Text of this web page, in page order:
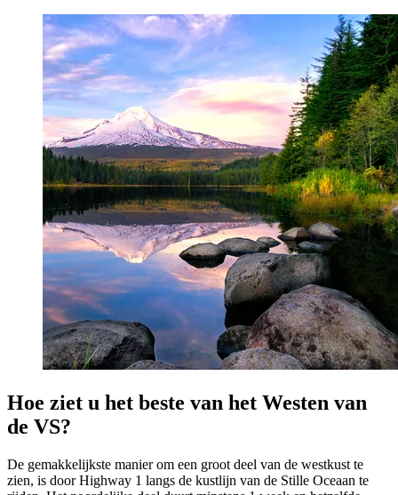
Hoe ziet u het beste van het Westen van
de VS?
De gemakkelijkste manier om een groot deel van de westkust te
zien, is door Highway 1 langs de kustlijn van de Stille Oceaan te